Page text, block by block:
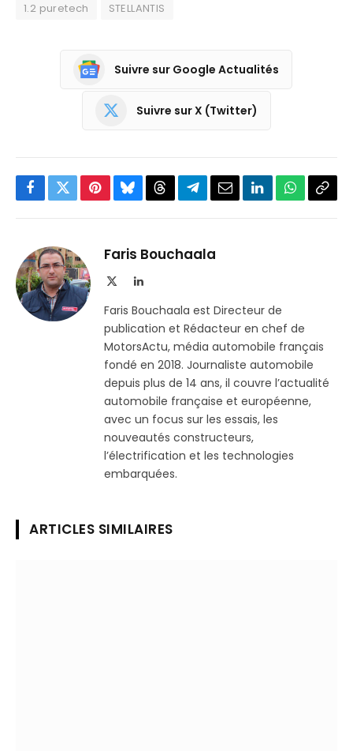
1.2 puretech STELLANTIS
Suivre sur Google Actualités
Suivre sur X (Twitter)
Facebook
TwitterPinterestBlueskyThreadsPartager
Telegram
EmailLinkedInWhatsApp
Faris Bouchaala
LinkedIn
Faris Bouchaala est Directeur de
publication et Rédacteur en chef de
MotorsActu, média automobile français
fondé en 2018. Journaliste automobile
depuis plus de 14 ans, il couvre l’actualité
automobile française et européenne,
avec un focus sur les essais, les
nouveautés constructeurs,
l’électrification et les technologies
embarquées.
ARTICLES SIMILAIRES